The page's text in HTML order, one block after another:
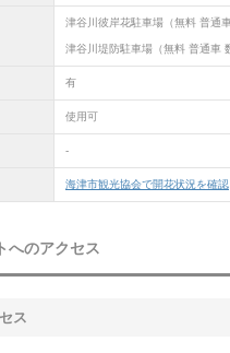
津谷川彼岸花駐車場（無料 普通
津谷川堤防駐車場（無料 普通車
有
使用可
-
海津市観光協会で開花状況を確認
へのアクセス
ス